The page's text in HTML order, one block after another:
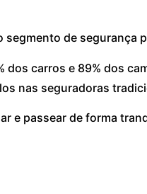
de segurança
dos carros e 89% dos
nas seguradoras
e passear de forma